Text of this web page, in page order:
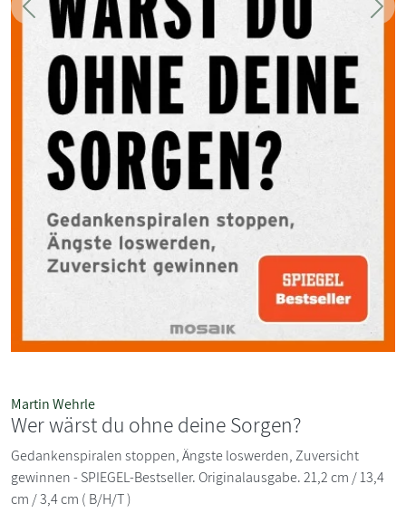
Zurück
Martin Wehrle
Wer wärst du ohne deine Sorgen?
Gedankenspiralen stoppen, Ängste loswerden, Zuversicht
gewinnen - SPIEGEL-Bestseller. Originalausgabe. 21,2 cm / 13,4
cm / 3,4 cm ( B/H/T )